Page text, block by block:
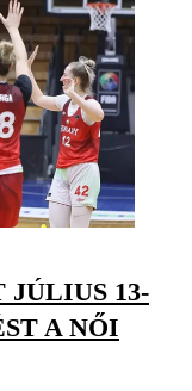
JÚLIUS 13-
A NŐI